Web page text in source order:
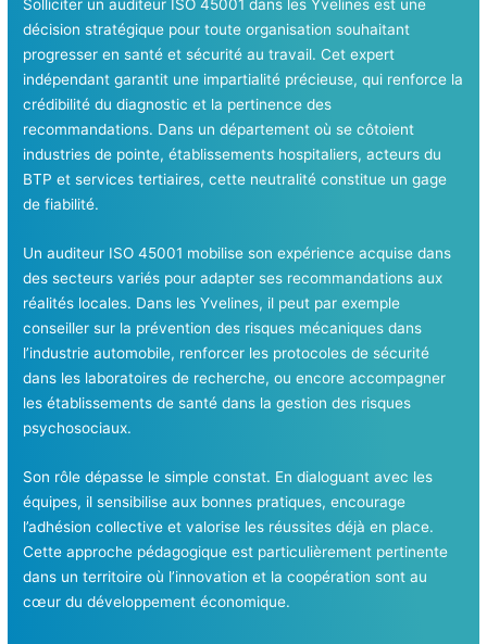
Solliciter un auditeur ISO 45001 dans les Yvelines est une
décision stratégique pour toute organisation souhaitant
progresser en santé et sécurité au travail. Cet expert
indépendant garantit une impartialité précieuse, qui renforce la
crédibilité du diagnostic et la pertinence des
recommandations. Dans un département où se côtoient
industries de pointe, établissements hospitaliers, acteurs du
BTP et services tertiaires, cette neutralité constitue un gage
de fiabilité.
Un auditeur ISO 45001 mobilise son expérience acquise dans
des secteurs variés pour adapter ses recommandations aux
réalités locales. Dans les Yvelines, il peut par exemple
conseiller sur la prévention des risques mécaniques dans
l’industrie automobile, renforcer les protocoles de sécurité
dans les laboratoires de recherche, ou encore accompagner
les établissements de santé dans la gestion des risques
psychosociaux.
Son rôle dépasse le simple constat. En dialoguant avec les
équipes, il sensibilise aux bonnes pratiques, encourage
l’adhésion collective et valorise les réussites déjà en place.
Cette approche pédagogique est particulièrement pertinente
dans un territoire où l’innovation et la coopération sont au
cœur du développement économique.